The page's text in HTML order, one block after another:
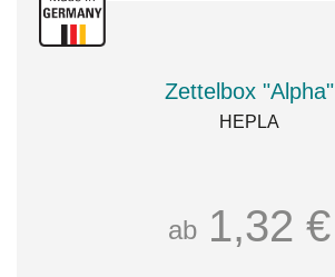
Zettelbox "Alpha"
HEPLA
ab 1,32 €